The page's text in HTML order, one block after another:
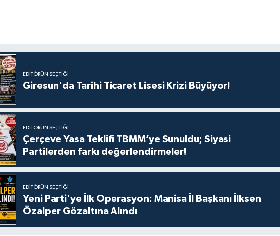
EDITÖRÜN SEÇTIĞI
Giresun'da Tarihi Ticaret Lisesi Krizi Büyüyor!
EDITÖRÜN SEÇTIĞI
Çerçeve Yasa Teklifi TBMM’ye Sunuldu; Siyasi
Partilerden farkı değerlendirmeler!
EDITÖRÜN SEÇTIĞI
Yeni Parti'ye İlk Operasyon: Manisa İl Başkanı İlksen
Özalper Gözaltına Alındı